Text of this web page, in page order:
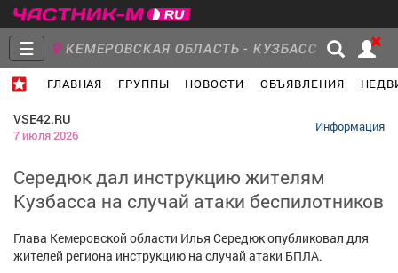
☰ КЕМЕРОВСКАЯ ОБЛАСТЬ - КУЗБАСС
ГЛАВНАЯ ГРУППЫ НОВОСТИ ОБЪЯВЛЕНИЯ
Объявления Недвижимость Услуги
VSE42.RU
7 июля 2026
Информация
Середюк дал инструкцию жителям
Кузбасса на случай атаки беспилотников
Глава Кемеровской области Илья Середюк опубликовал для
жителей региона инструкцию на случай атаки БПЛА.